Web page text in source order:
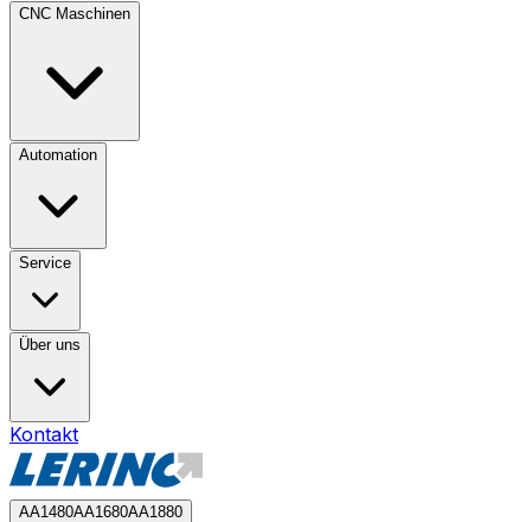
CNC Maschinen
Automation
Service
Über uns
Kontakt
AA1480AA1680AA1880